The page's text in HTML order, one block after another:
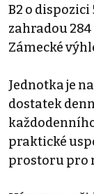
B2 o dispozici
zahradou
Zámecké
Jednotka je
dostatek
praktické
prostoru pro